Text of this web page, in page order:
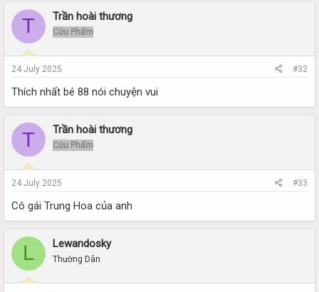
T Trần hoài thương
Cửu Phẩm
24 July 2025 #32
Thích nhất bé 88 nói chuyện vui
T Trần hoài thương
Cửu Phẩm
24 July 2025 #33
Cô gái Trung Hoa của anh
L Lewandosky
Thường Dân